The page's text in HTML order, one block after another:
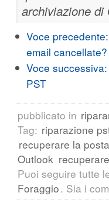
archiviazione di
Voce precedente:
email cancellate?
Voce successiva:
PST
pubblicato in
Tag: riparazione
recuperare la
Outlook
Puoi seguire tutte
Foraggio. Sia i